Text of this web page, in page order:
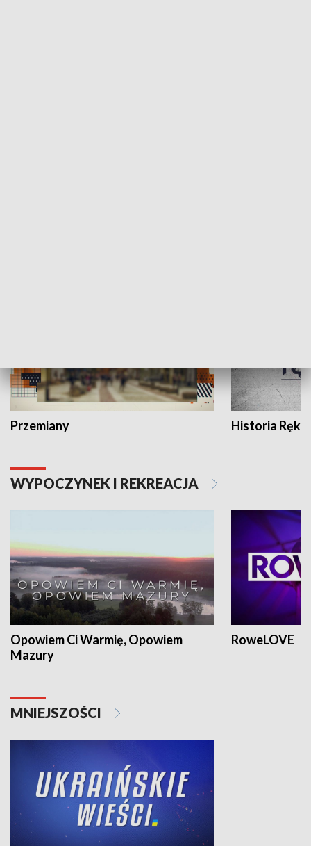
Przemiany Historia Ręką
WYPOCZYNEK I REKREACJA
Opowiem Ci Warmię, Opowiem
Mazury
RoweLOVE
MNIEJSZOŚCI